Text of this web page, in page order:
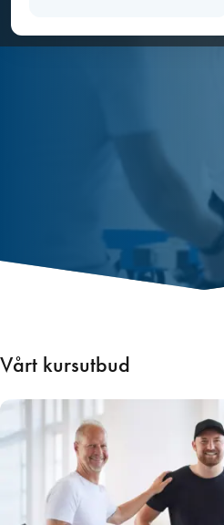
Kursutbud för
Vi på Leif Arvidsson AB har en lång
det material du behöver för
utbildningar för hantverkare. Vi vill
Vårt kursutbud